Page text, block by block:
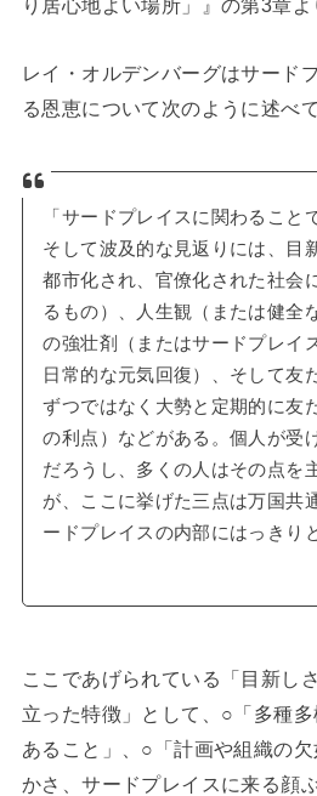
り居心地よい場所」』の第3章よ
レイ・オルデンバーグはサード
る恩恵について次のように述べ
「サードプレイスに関わること
そして波及的な見返りには、目
都市化され、官僚化された社会
るもの）、人生観（または健全
の強壮剤（またはサードプレイ
日常的な元気回復）、そして友
ずつではなく大勢と定期的に友
の利点）などがある。個人が受
だろうし、多くの人はその点を
が、ここに挙げた三点は万国共
ードプレイスの内部にはっきり
ここであげられている「目新し
立った特徴」として、○「多種
あること」、○「計画や組織の
かさ、サードプレイスに来る顔